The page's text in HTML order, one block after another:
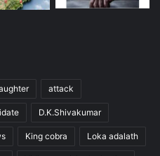
attack
D.K.Shivakumar
King cobra Loka adalath